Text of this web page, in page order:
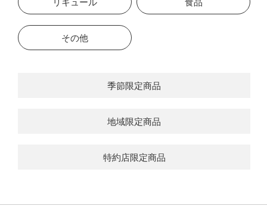
その他
季節限定商品
地域限定商品
特約店限定商品